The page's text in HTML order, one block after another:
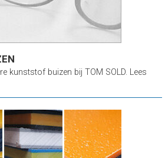
kunststof buizen bij TOM SOLD. Lees